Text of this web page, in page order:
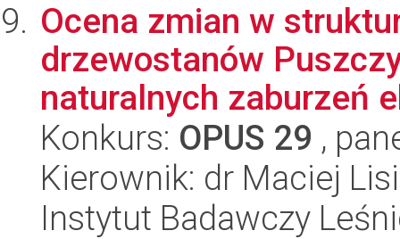
Ocena zmian w
drzewostanów
naturalnych zaburzeń
Konkurs: OPUS 29 ,
Kierownik: dr Maciej
Instytut Badawczy